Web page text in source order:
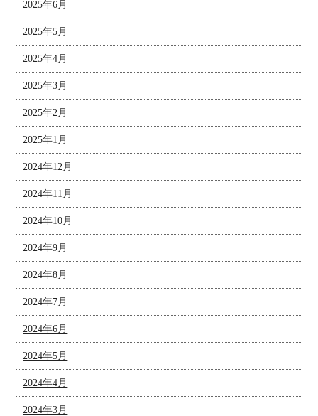
2025年6月
2025年5月
2025年4月
2025年3月
2025年2月
2025年1月
2024年12月
2024年11月
2024年10月
2024年9月
2024年8月
2024年7月
2024年6月
2024年5月
2024年4月
2024年3月